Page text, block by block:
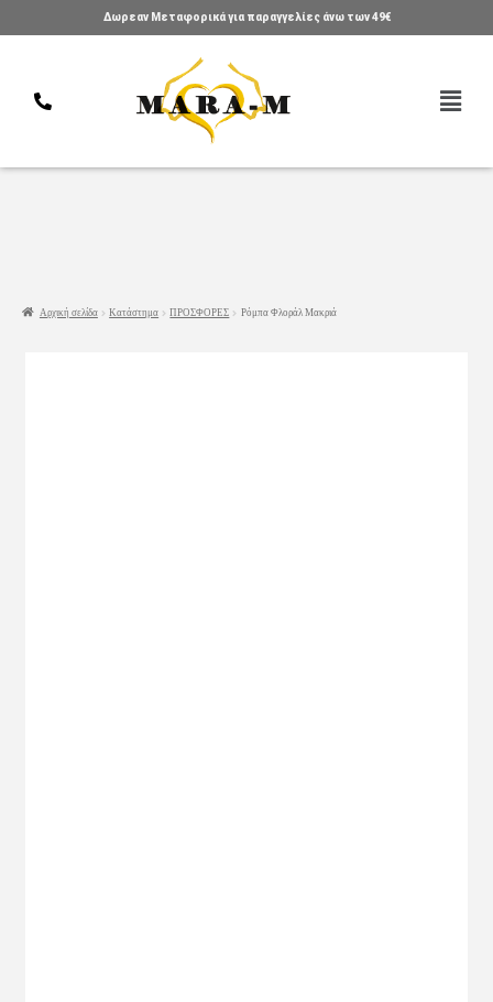
Δωρεαν Μεταφορικά για παραγγελίες άνω των 49€
Αρχική σελίδα Κατάστημα ΠΡΟΣΦΟΡΕΣ Ρόμπα Φλοράλ Μακριά